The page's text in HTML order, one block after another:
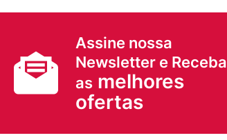
Assine nossa
Newsletter e Receba
as melhores
ofertas